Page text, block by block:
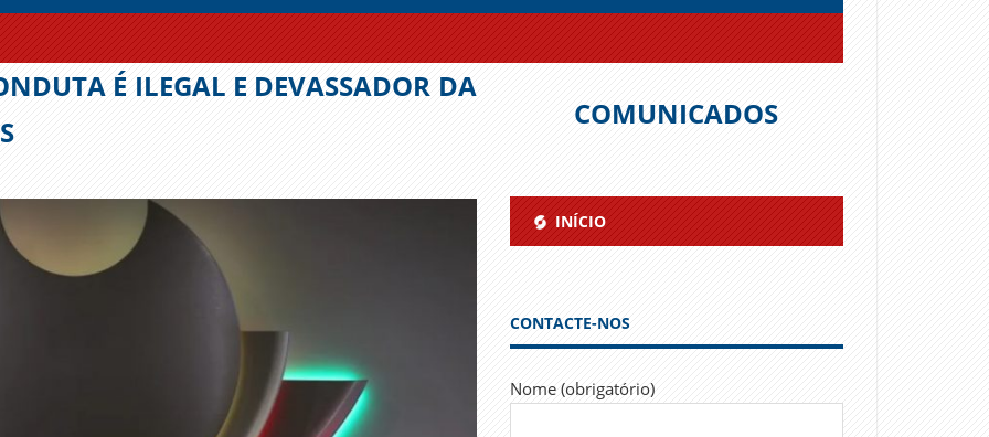
É ILEGAL E DEVASSADOR DA
COMUNICADOS
INÍCIO
CONTACTE-NOS
Nome (obrigatório)